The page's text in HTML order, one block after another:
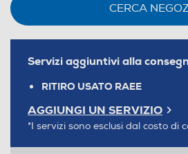
CERCA
Servizi aggiuntivi alla
RITIRO USATO RAEE
AGGIUNGI UN SERVIZIO
*I servizi sono esclusi dal costo di